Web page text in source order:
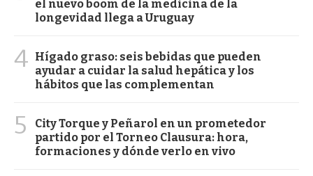
el nuevo boom de la medicina de la
longevidad llega a Uruguay
4 Hígado graso: seis bebidas que pueden
ayudar a cuidar la salud hepática y los
hábitos que las complementan
5
City Torque y Peñarol en un prometedor
partido por el Torneo Clausura: hora,
formaciones y dónde verlo en vivo